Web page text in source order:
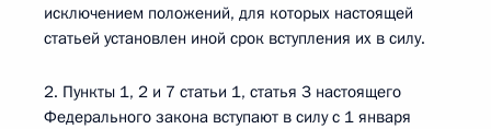
исключением положений, для которых настоящей
статьей установлен иной срок вступления их в силу.
2. Пункты 1, 2 и 7 статьи 1, статья 3 настоящего
Федерального закона вступают в силу с 1 января